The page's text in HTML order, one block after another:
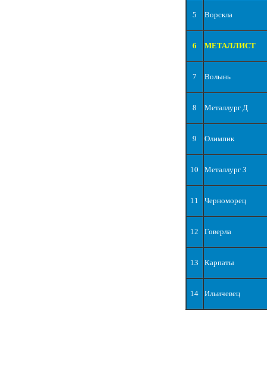
5 Ворскла
6 МЕТАЛЛИСТ
7 Волынь
8 Металлург Д
9 Олимпик
10 Металлург З
11 Черноморец
12 Говерла
13 Карпаты
14 Ильичевец